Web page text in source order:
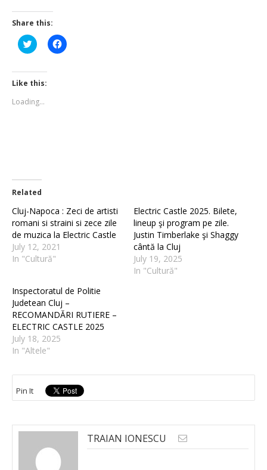
Share this:
Click
to
Twitter
(Opens
in
window)
Click
to
Like this:
Loading...
Related
Cluj-Napoca : Zeci de artisti
romani si straini si zece zile
de muzica la Electric Castle
July 12, 2021
In "Cultură"
Electric Castle 2025. Bilete,
lineup şi program pe zile.
Justin Timberlake şi Shaggy
cântă la Cluj
July 19, 2025
In "Cultură"
Inspectoratul de Politie
Judetean Cluj –
RECOMANDĂRI RUTIERE –
ELECTRIC CASTLE 2025
July 18, 2025
In "Altele"
Pin It
TRAIAN IONESCU